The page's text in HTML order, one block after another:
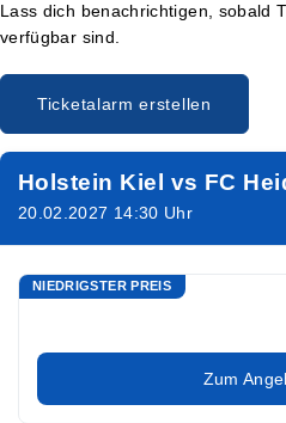
Lass dich benachrichtigen, sobald
verfügbar sind.
Ticketalarm erstellen
Holstein Kiel vs FC
20.02.2027 14:30 Uhr
NIEDRIGSTER PREIS
Zum